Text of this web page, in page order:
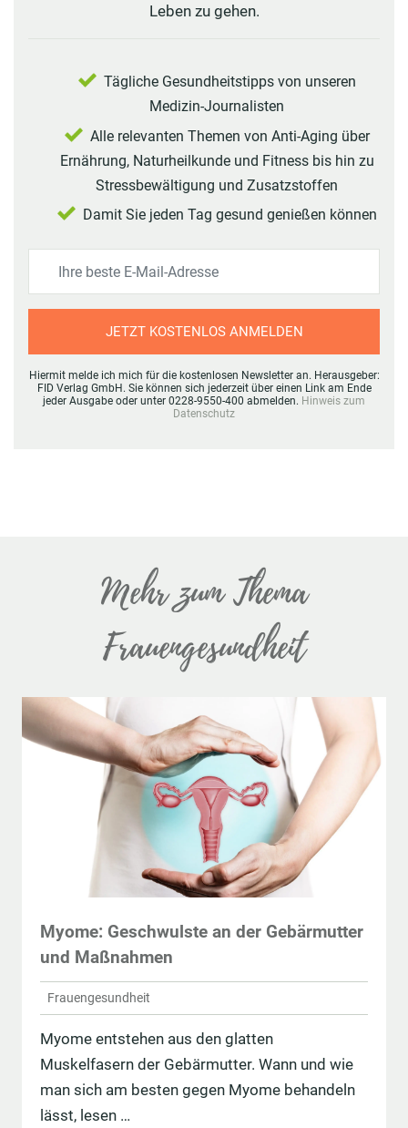
Leben zu gehen.
Tägliche Gesundheitstipps von unseren
Medizin-Journalisten
Alle relevanten Themen von Anti-Aging über
Ernährung, Naturheilkunde und Fitness bis hin zu
Stressbewältigung und Zusatzstoffen
Damit Sie jeden Tag gesund genießen können
JETZT KOSTENLOS ANMELDEN
Hiermit melde ich mich für die kostenlosen Newsletter an. Herausgeber:
FID Verlag GmbH. Sie können sich jederzeit über einen Link am Ende
jeder Ausgabe oder unter 0228-9550-400 abmelden. Hinweis zum
Datenschutz
Mehr zum Thema
Frauengesundheit
Myome: Geschwulste an der Gebärmutter
und Maßnahmen
Frauengesundheit
Myome entstehen aus den glatten
Muskelfasern der Gebärmutter. Wann und wie
man sich am besten gegen Myome behandeln
lässt, lesen …